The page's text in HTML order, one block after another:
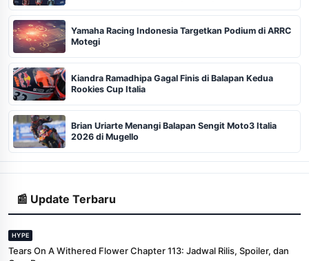
Yamaha Racing Indonesia Targetkan Podium di ARRC
Motegi
Kiandra Ramadhipa Gagal Finis di Balapan Kedua
Rookies Cup Italia
Brian Uriarte Menangi Balapan Sengit Moto3 Italia
2026 di Mugello
📰 Update Terbaru
HYPE
Tears On A Withered Flower Chapter 113: Jadwal Rilis, Spoiler, dan